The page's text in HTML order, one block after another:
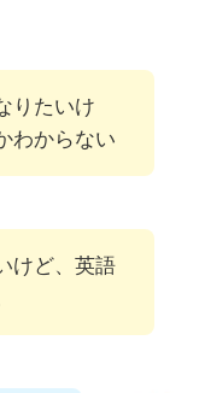
りたいけ
わからない
けど、英語